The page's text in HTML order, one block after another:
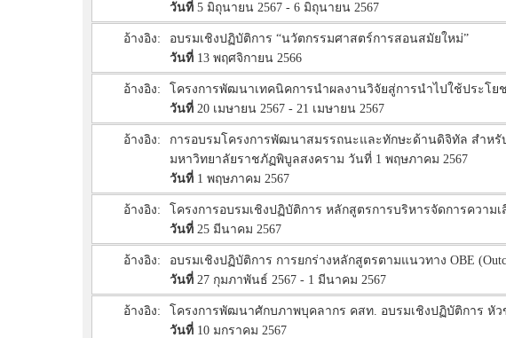
วันที่ 5 มิถุนายน 2567 - 6 มิถุนายน 2567
อ้างอิง:
อบรมเชิงปฏิบัติการ “นวัตกรรมศาสตร์การสอนสมัยใหม่”
วันที่ 13 พฤศจิกายน 2566
อ้างอิง:
โครงการพัฒนาเทคนิคการนำผลงานวิจัยสู่การนำไปใช้ประโย
วันที่ 20 เมษายน 2567 - 21 เมษายน 2567
อ้างอิง:
การอบรมโครงการพัฒนาสมรรถนะและทักษะด้านดิจิทัล สำหรั
มหาวิทยาลัยราชภัฏพิบูลสงคราม วันที่ 1 พฤษภาคม 2567
วันที่ 1 พฤษภาคม 2567
อ้างอิง:
โครงการอบรมเชิงปฏิบัติการ หลักสูตรการบริหารจัดการความเ
วันที่ 25 มีนาคม 2567
อ้างอิง:
อบรมเชิงปฏิบัติการ การยกร่างหลักสูตรตามแนวทาง OBE
วันที่ 27 กุมภาพันธ์ 2567 - 1 มีนาคม 2567
อ้างอิง:
โครงการพัฒนาศักบภาพบุคลากร คสท. อบรมเชิงปฏิบัติการ หั
วันที่ 10 มกราคม 2567